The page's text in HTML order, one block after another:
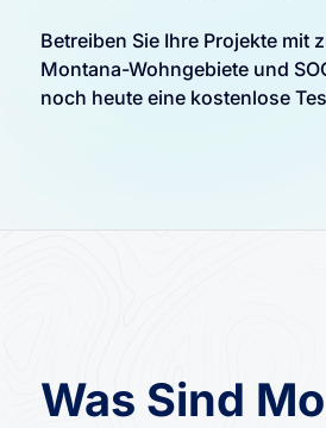
Betreiben Sie Ihre Projekte mit
Montana-Wohngebiete und
noch heute eine kostenlose
Was Sind